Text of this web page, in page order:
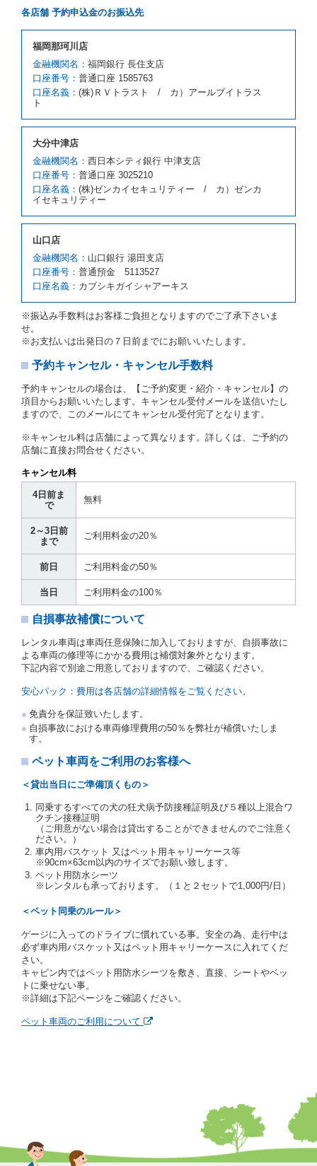
いいます。）の貸渡しを申し入れることができるもの
とします。
借受人が前項の申入れを承諾したときは、当社は車種
クラスを除き予約時と同一の借受条件でレンタカー提
携先の代替レンタカーを貸し渡すものとします。な
お、代替レンタカーの貸渡料金が予約された車種クラ
スの貸渡料金より高くなるときは、予約した車種クラ
スの貸渡料金によるものとし、予約された車種クラス
の車種クラスの貸渡料金によるものとします。
借受人は、第１項の代替レンタカーの貸渡しの申入れ
を拒絶し、予約を取り消すことができるものとしま
す。
前項の場合、第１項の貸渡しをすることができない原
因が、当社の責に帰する事由によるときには第４条第
４項の予約の取消しとして取り扱い、当社は受領済の
予約申込金を返還するものとします。
原因が、当社の責に帰さない事由による時には第４条
第５項の予約の取消しとして取り扱い、当社は受領済
の予約申込金を返還するものとします。
第６条（免責）
が締結されなかったことについて、第４条及び第５条
とします。
第３章／貸 渡 し
第７条（貸渡契約の締結）
借受人は第２条第１項に定める借受条件を明示し、当
貸渡契約を締結するものとします。ただし、貸し渡す
ことができるレンタカーがない場合又は借受人若しく
は運転者が第８条第１項若しくは第２項各号のいずれ
かに該当する場合を除きます。
貸渡契約を締結した場合、借受人は当社に第１0条第
１項に定める貸渡料金を支払うものとします。
運転者の義務と定められた事項を遵守するものとしま
す。
当社は、監督官庁の基本通達（注１）に基づき、貸渡
運転者の氏名、住所、運転免許の種類及び運転免許証
写しを添付するため、貸渡契約の締結にあたり、借受
人に対し、借受人の指定する運転者（以下「運転者」
といいます。）の運転免許証の提示を求めるほか、そ
の写しの提出を求めることがあります。この場合、借
受人は、自己が運転者であるときは自己の運転免許証
の運転免許証を提示するものとします。
交通局長通達「レンタカーに関する基本通達」（自
旅第138号 平成7年6月13日）の２．(10)及び(11)の
注２）運転免許証とは、道路交通法第９２条に規定
される運転免許証のうち、道路交通法施行規則第１
９条別記様式第１４の書式の運転免許証をいいま
す。
当社は、貸渡契約の締結にあたり、借受人及び運転者
に対し、運転免許証のほかに本人確認ができる書類の
提示を求め、及び提出された書類の写しをとることが
あります。
当社は、貸渡契約の締結にあたり、借受期間中に借受
人及び運転者と連絡するための携帯電話番号等の告知
を求めます。
レジットカード若しくは現金による支払いを求め、又
借受人は契約後の借受期間の延長はできないものとし
ます。
当社は、借受人又は運転者が前3項に従わない場合
は、貸渡契約の締結を拒絶するとともに、予約を取消
すことができるものとします。なお、この場合の予約
申込金等の扱いについては、第4条第5項を適用するも
のとします。
有していないとき、又は運転免許証の提示をせず、
もしくは当社が求めたにもかかわらず、その運転者
の運転免許証の写しの提出に同意しないとき。 ②
酒気を帯びていると認められるとき。
③ 麻薬、覚せい剤、シンナー、危険ドラッグ等によ
各店舗 予約申込金のお振込先
福岡那珂川店
金融機関名： 福岡銀行 長住支店
口座番号： 普通口座 1585763
口座名義： (株)ＲＶトラスト / カ）アールブイトラス
ト
大分中津店
金融機関名： 西日本シティ銀行 中津支店
口座番号： 普通口座 3025210
口座名義： (株)ゼンカイセキュリティー / カ）ゼンカ
イセキュリティー
山口店
金融機関名： 山口銀行 湯田支店
口座番号： 普通預金 5113527
口座名義： カブシキガイシャアーキス
※振込み手数料はお客様ご負担となりますのでご了承下さいま
せ。
※お支払いは出発日の７日前までにお願いいたします。
予約キャンセル・キャンセル手数料
予約キャンセルの場合は、【ご予約変更・紹介・キャンセル】の
項目からお願いいたします。キャンセル受付メールを送信いたし
ますので、このメールにてキャンセル受付完了となります。
※キャンセル料は店舗によって異なります。詳しくは、ご予約の
店舗に直接お問合せください。
キャンセル料
4日前ま
で
無料
2～3日前
まで
ご利用料金の20％
前日 ご利用料金の50％
当日 ご利用料金の100％
自損事故補償について
レンタル車両は車両任意保険に加入しておりますが、自損事故に
よる車両の修理等にかかる費用は補償対象外となります。
下記内容で別途ご用意しておりますので、ご確認ください。
安心パック：費用は各店舗の詳細情報をご覧ください。
免責分を保証致いたします。
自損事故における車両修理費用の50％を弊社が補償いたしま
す。
ペット車両をご利用のお客様へ
＜貸出当日にご準備頂くもの＞
同乗するすべての犬の狂犬病予防接種証明及び５種以上混合ワ
クチン接種証明
（ご用意がない場合は貸出することができませんのでご注意く
ださい。）
車内用バスケット 又はペット用キャリーケース等
※90cm×63cm以内のサイズでお願い致します。
ペット用防水シーツ
※レンタルも承っております。（１と２セットで1,000円/日）
＜ペット同乗のルール＞
ゲージに入ってのドライブに慣れている事。安全の為、走行中は
必ず車内用バスケット又はペット用キャリーケースに入れてくだ
さい。
キャビン内ではペット用防水シーツを敷き、直接、シートやベッ
トに乗せない事。
※詳細は下記ページをご確認ください。
ペット車両のご利用について